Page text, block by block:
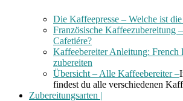
Die Kaffeepresse – Welche ist
Französische Kaffeezubereitung
Cafetiére?
Kaffeebereiter Anleitung: French
zubereiten
Übersicht – Alle Kaffeebereiter –
findest du alle verschiedenen
Zubereitungsarten |